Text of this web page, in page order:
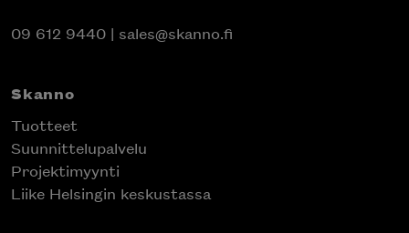
09 612 9440 | sales@skanno.fi
Skanno
Tuotteet
Suunnittelupalvelu
Projektimyynti
Liike Helsingin keskustassa